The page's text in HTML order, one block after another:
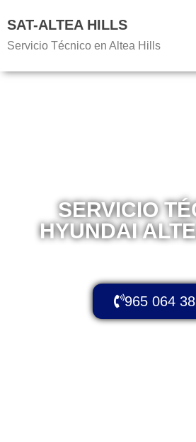
SAT-ALTEA HILLS
Servicio Técnico en Altea Hills
SERVICIO
HYUNDAI
965 064